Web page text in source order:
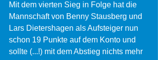
Mit dem vierten Sieg in Folge hat die
Mannschaft von Benny Stausberg und
Lars Dietershagen als Aufsteiger nun
schon 19 Punkte auf dem Konto und
sollte (...!) mit dem Abstieg nichts mehr